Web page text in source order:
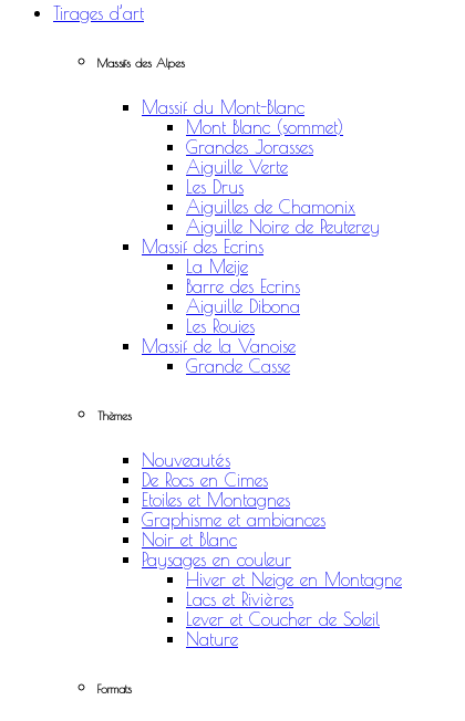
Tirages d’art
Massifs des Alpes
Massif du Mont-Blanc
Mont Blanc (sommet)
Grandes Jorasses
Aiguille Verte
Les Drus
Aiguilles de Chamonix
Aiguille Noire de Peuterey
Massif des Ecrins
La Meije
Barre des Ecrins
Aiguille Dibona
Les Rouies
Massif de la Vanoise
Grande Casse
Thèmes
Nouveautés
De Rocs en Cimes
Etoiles et Montagnes
Graphisme et ambiances
Noir et Blanc
Paysages en couleur
Hiver et Neige en Montagne
Lacs et Rivières
Lever et Coucher de Soleil
Nature
Formats